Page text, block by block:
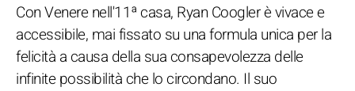
Con Venere nell'11ª casa, Ryan Coogler è vivace e
accessibile, mai fissato su una formula unica per la
felicità a causa della sua consapevolezza delle
infinite possibilità che lo circondano. Il suo